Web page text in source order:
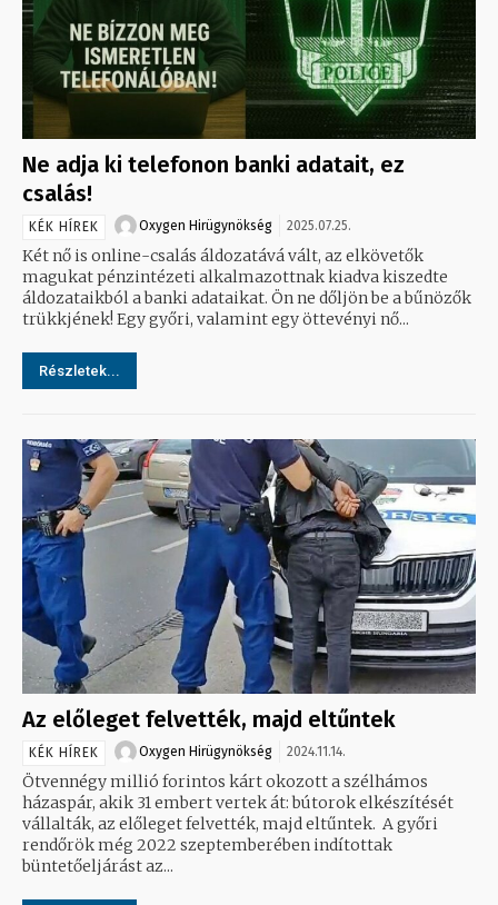
Ne adja ki telefonon banki adatait, ez
csalás!
KÉK HÍREK Oxygen Hirügynökség 2025.07.25.
Két nő is online-csalás áldozatává vált, az elkövetők
magukat pénzintézeti alkalmazottnak kiadva kiszedte
áldozataikból a banki adataikat. Ön ne dőljön be a bűnözők
trükkjének! Egy győri, valamint egy öttevényi nő...
Részletek...
Az előleget felvették, majd eltűntek
KÉK HÍREK Oxygen Hirügynökség 2024.11.14.
Ötvennégy millió forintos kárt okozott a szélhámos
házaspár, akik 31 embert vertek át: bútorok elkészítését
vállalták, az előleget felvették, majd eltűntek. A győri
rendőrök még 2022 szeptemberében indítottak
büntetőeljárást az...